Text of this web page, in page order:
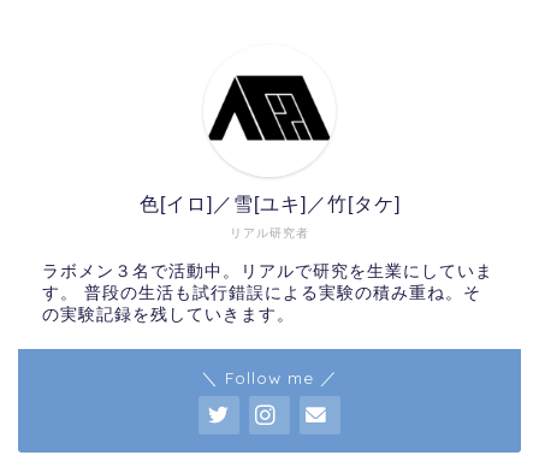
リアル研究者
色[イロ]／雪[ユキ]／竹[タケ]
ラボメン３名で活動中。リアルで研究を生業にしていま
す。 普段の生活も試行錯誤による実験の積み重ね。そ
の実験記録を残していきます。
＼ Follow me ／